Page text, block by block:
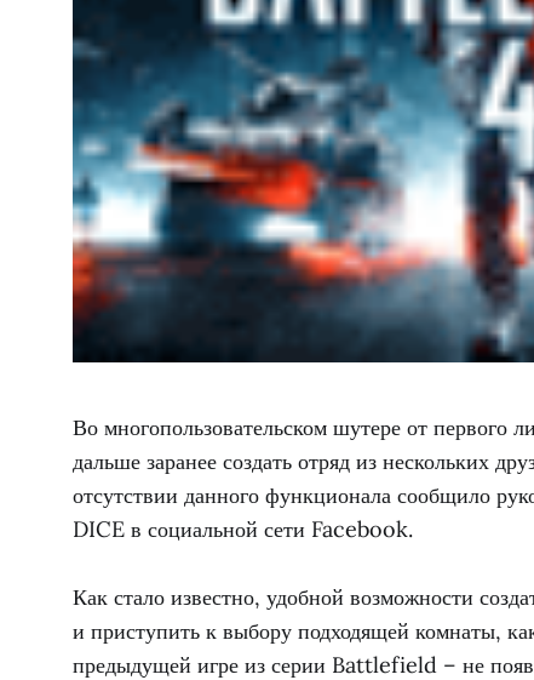
Во многопользовательском шутере от первого
дальше заранее создать отряд из нескольких
отсутствии данного функционала сообщило
DICE в социальной сети Facebook.
Как стало известно, удобной возможности
и приступить к выбору подходящей комнаты,
предыдущей игре из серии Battlefield – не